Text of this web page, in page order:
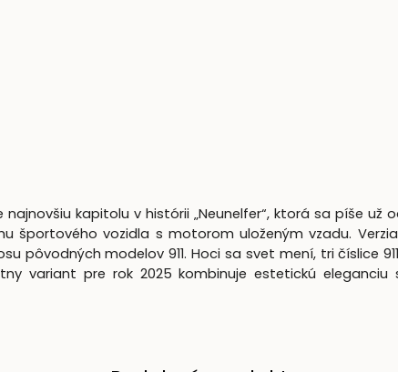
najnovšiu kapitolu v histórii „Neunelfer“, ktorá sa píše
športového vozidla s motorom uloženým vzadu.
pôvodných modelov 911. Hoci sa svet mení, tri číslice
variant pre rok 2025 kombinuje estetickú